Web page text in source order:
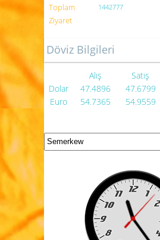
Toplam
Ziyaret
1442777
Döviz Bilgileri
Alış
Satış
Dolar
47.4896
47.6799
Euro
54.7365 54.9559